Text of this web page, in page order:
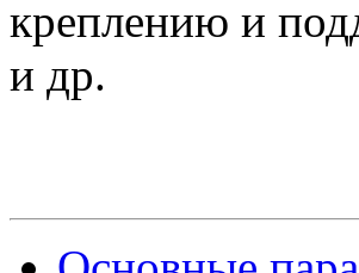
креплению и
и др.